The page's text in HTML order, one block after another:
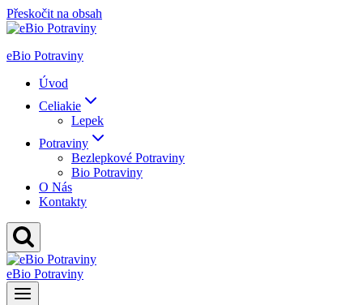
Přeskočit na obsah
eBio Potraviny
Úvod
Celiakie
Lepek
Potraviny
Bezlepkové Potraviny
Bio Potraviny
O Nás
Kontakty
eBio Potraviny